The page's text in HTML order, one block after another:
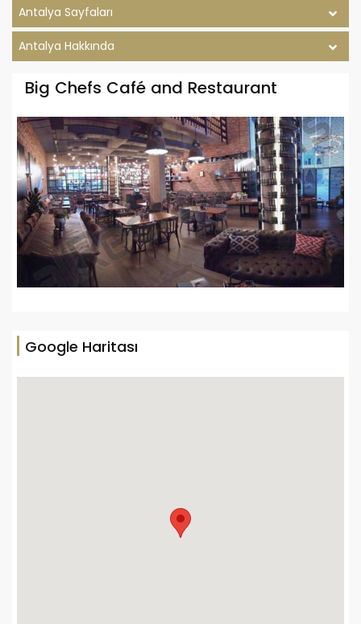
Antalya Sayfaları
Antalya Hakkında
Big Chefs Café and Restaurant
Google Haritası